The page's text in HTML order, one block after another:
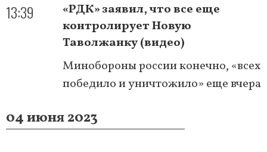
13:39
«РДК» заявил, что все еще
контролирует Новую
Таволжанку (видео)
Минобороны россии конечно, «всех
победило и уничтожило» еще вчера
04 июня 2023